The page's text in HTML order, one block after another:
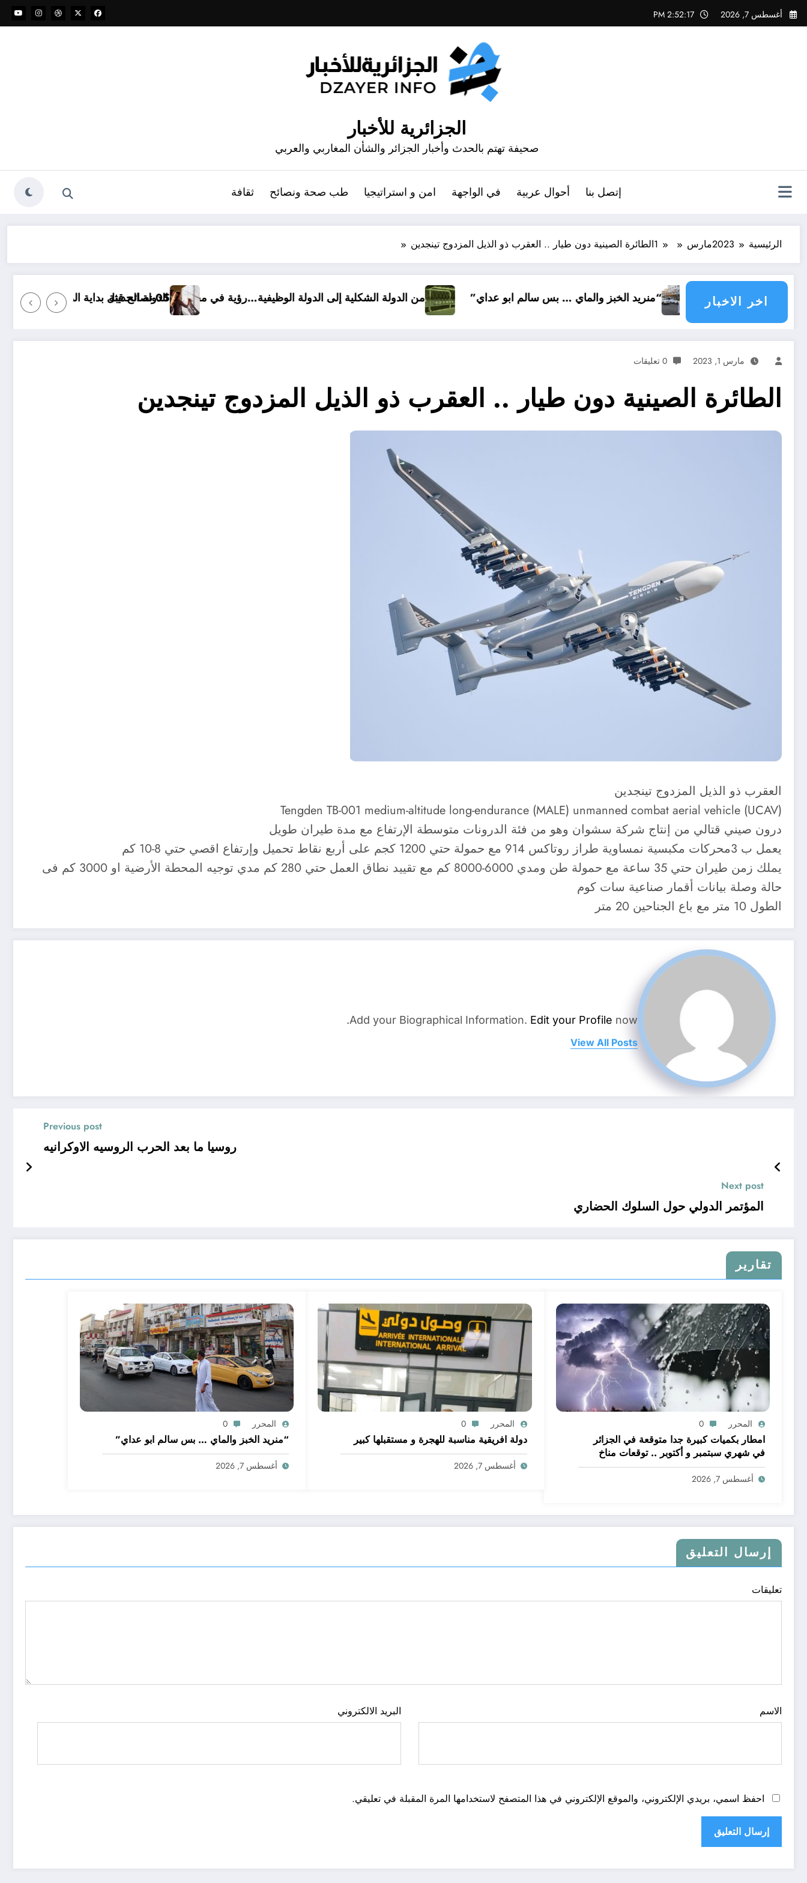
التجاوز
إلى
أغسطس 7, 2026 2:52:18 PM
الجزائرية للأخبار
صحيفة تهتم بالحدث وأخبار الجزائر والشأن المغاربي والعربي
إتصل بنا أحوال عربية في الواجهة امن و استراتيجيا طب صحة ونصائح ثقافة
الرئيسية 2023مارس 1الطائرة الصينية دون طيار .. العقرب ذو الذيل المزدوج تينجدين
اخر الاخبار
“منريد الخبز والماي … بس سالم ابو عداي” من الدولة الشكلية إلى الدولة الوظيفية…رؤية في مقومات الدولة الحديثة
05 نصائح قبل بداية الموسم الجامعي الجديد لطلبة الطب
مارس 1, 2023 0 تعليقات
الطائرة الصينية دون طيار .. العقرب ذو الذيل المزدوج تينجدين
العقرب ذو الذيل المزدوج تينجدين
Tengden TB-001 medium-altitude long-endurance (MALE) unmanned combat aerial vehicle (UCAV)
درون صيني قتالي من إنتاج شركة سشوان وهو من فئة الدرونات متوسطة الإرتفاع مع مدة طيران طويل
يعمل ب 3محركات مكبسية نمساوية طراز روتاكس 914 مع حمولة حتي 1200 كجم على أربع نقاط تحميل وإرتفاع اقصي حتي 8-10 كم
يملك زمن طيران حتي 35 ساعة مع حمولة طن ومدي 6000-8000 كم مع تقييد نطاق العمل حتي 280 كم مدي توجيه المحطة الأرضية او 3000 كم فى
حالة وصلة بيانات أقمار صناعية سات كوم
الطول 10 متر مع باع الجناحين 20 متر
Add your Biographical Information. Edit your Profile now.
View All Posts
Previous post
روسيا ما بعد الحرب الروسيه الاوكرانيه
Next post
المؤتمر الدولي حول السلوك الحضاري
تقارير
المحرر 0
امطار بكميات كبيرة جدا متوقعة في الجزائر
في شهري سبتمبر و أكتوبر .. توقعات مناخ
خريف 2026 الجزائر
أغسطس 7, 2026
المحرر 0
دولة افريقية مناسبة للهجرة و مستقبلها كبير
أغسطس 7, 2026
المحرر 0
“منريد الخبز والماي … بس سالم ابو عداي”
أغسطس 7, 2026
إرسال التعليق
تعليقات
الاسم البريد الالكتروني
احفظ اسمي، بريدي الإلكتروني، والموقع الإلكتروني في هذا المتصفح لاستخدامها المرة المقبلة في تعليقي.